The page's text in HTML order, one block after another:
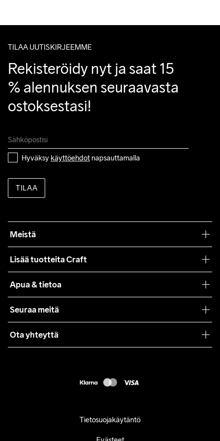
TILAA UUTISKIRJEEMME
Rekisteröidy nyt ja saat 15
% alennuksen seuraavasta
ostoksestasi!
Hyväksy käyttöehdot napsauttamalla
TILAA
Meistä
Lisää tuotteita Craft
Yhteistyöt
Lehdistö
Apua & tietoa
Käyttöehdot
Asiakaspalvelu
Seuraa meitä
Ota yhteyttä
Tietosuojakäytäntö